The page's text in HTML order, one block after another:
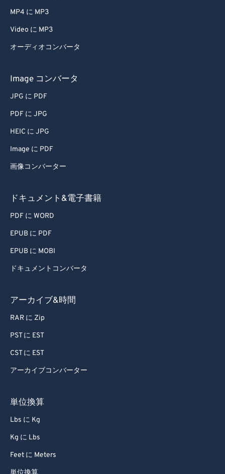
MP4 に MP3
Video に MP3
オーディオコンバータ
Image コンバータ
JPG に PDF
PDF に JPG
HEIC に JPG
Image に PDF
画像コンバーター
ドキュメント&電子書籍
PDF に WORD
EPUB に PDF
EPUB に MOBI
ドキュメントコンバータ
アーカイブ&時間
RAR に Zip
PST に EST
CST に EST
アーカイブコンバーター
単位換算
Lbs に Kg
Kg に Lbs
Feet に Meters